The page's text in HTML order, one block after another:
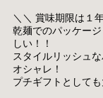
＼＼ 賞味期限は１
乾麺でのパッケー
しい！！
スタイルリッシュ
オシャレ！
プチギフトとして